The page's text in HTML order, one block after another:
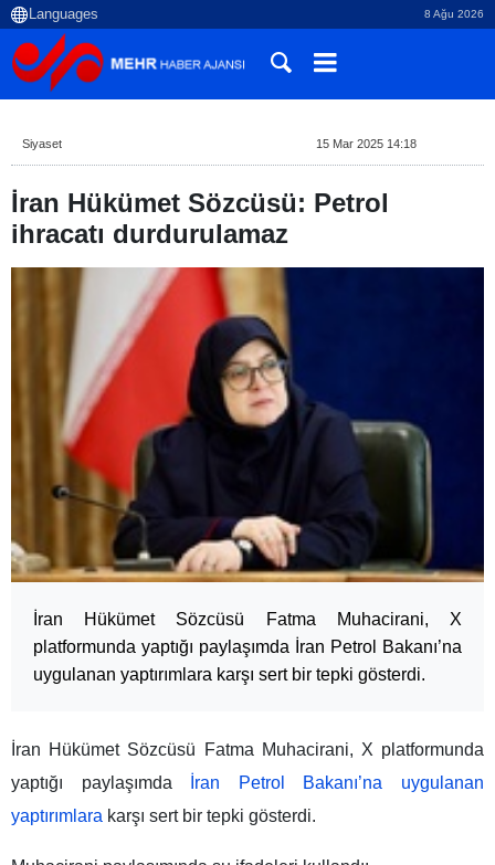
8 Ağu 2026
Siyaset 15 Mar 2025 14:18
İran Hükümet Sözcüsü: Petrol
ihracatı durdurulamaz
İran Hükümet Sözcüsü Fatma Muhacirani, X
platformunda yaptığı paylaşımda İran Petrol Bakanı’na
uygulanan yaptırımlara karşı sert bir tepki gösterdi.
İran Hükümet Sözcüsü Fatma Muhacirani, X platformunda
yaptığı paylaşımda
İran Petrol Bakanı’na uygulanan
yaptırımlara karşı sert bir tepki gösterdi.